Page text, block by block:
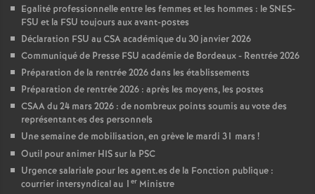
Egalité professionnelle entre les femmes et les hommes : le SNES-
FSU et la FSU toujours aux avant-postes
Déclaration FSU au CSA académique du 30 janvier 2026
Communiqué de Presse FSU académie de Bordeaux - Rentrée 2026
Préparation de la rentrée 2026 dans les établissements
Préparation de rentrée 2026 : après les moyens, les postes
CSAA du 24 mars 2026 : de nombreux points soumis au vote des
représentant·es des personnels
Une semaine de mobilisation, en grève le mardi 31 mars !
Outil pour animer HIS sur la PSC
Urgence salariale pour les agent.es de la Fonction publique :
courrier intersyndical au 1 er Ministre